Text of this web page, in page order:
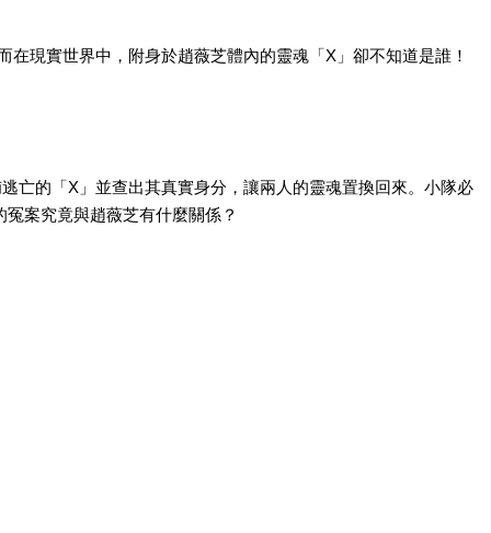
現實世界中，附身於趙薇芝體內的靈魂「X」卻不知道是誰！
亡的「X」並查出其真實身分，讓兩人的靈魂置換回來。小隊必
案究竟與趙薇芝有什麼關係？